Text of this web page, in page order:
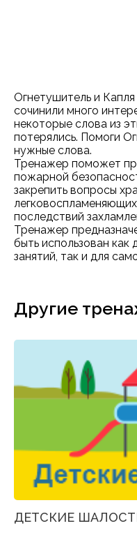
Огнетушитель и
сочинили много
некоторые слова из
потерялись. Помоги
нужные слова.
Тренажер поможет
пожарной
закрепить вопросы
последствий
Тренажер
быть использован как
занятий, так и для
Другие
ДЕТСКИЕ